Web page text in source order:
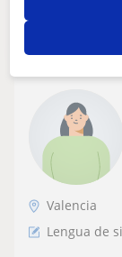
Valencia
Lengua de